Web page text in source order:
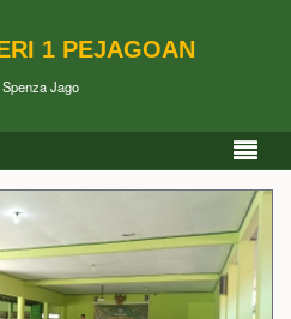
1 PEJAGOAN
Spenza Jago